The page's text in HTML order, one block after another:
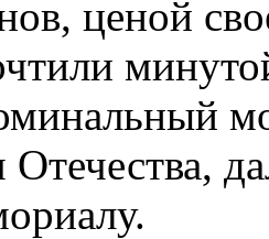
ценой